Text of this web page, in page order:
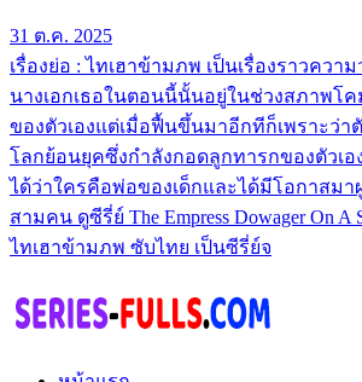
31 ต.ค. 2025
เรื่องย่อ : ไทเฮาข้ามภพ เป็นเรื่องราวควา
นางเอกเธอในตอนนี้นั้นอยู่ในช่วงสภาพโ
ของตัวเองแต่เมื่อฟื้นขึ้นมาอีกทีก็เพราะว่า
โลกย้อนยุคซึ่งกำลังกอดลูกทารกของตัวเอ
ได้ว่าใครคือพ่อของเด็กและได้มีโอกาสม
สามคน ดูซีรี่ย์ The Empress Dowager On A
ไทเฮาข้ามภพ ซับไทย เป็นซีรี่ย์จ